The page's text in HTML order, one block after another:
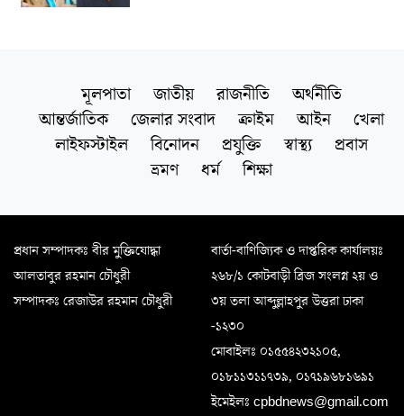
মূলপাতা জাতীয় রাজনীতি
অর্থনীতি
আন্তর্জাতিক
জেলার সংবাদ ক্রাইম আইন
খেলা
লাইফস্টাইল
বিনোদন প্রযুক্তি স্বাস্থ্য
প্রবাস
ভ্রমণ
ধর্ম শিক্ষা
প্রধান সম্পাদকঃ বীর মুক্তিযোদ্ধা
আলতাবুর রহমান চৌধুরী
সম্পাদকঃ রেজাউর রহমান চৌধুরী
বার্তা-বাণিজ্যিক ও দাপ্তরিক কার্যালয়ঃ
২৬৮/১ কোটবাড়ী ব্রিজ সংলগ্ন ২য় ও
৩য় তলা আব্দুল্লাহপুর উত্তরা ঢাকা
-১২৩০
মোবাইলঃ ০১৫৫৪২৩২১০৫,
০১৮১১৩১১৭৩৯, ০১৭১৯৬৮১৬৯১
ইমেইলঃ cpbdnews@gmail.com